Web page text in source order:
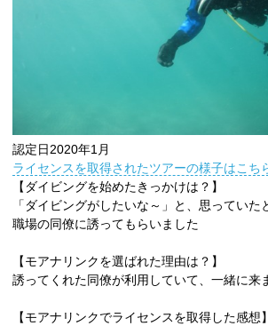
認定日2020年1月
ライセンスを取得されたツアーの様子はこち
【ダイビングを始めたきっかけは？】
「ダイビングがしたいな～」と、思っていた
職場の同僚に誘ってもらいました
【モアナリンクを選ばれた理由は？】
誘ってくれた同僚が利用していて、一緒に来
【モアナリンクでライセンスを取得した感想】